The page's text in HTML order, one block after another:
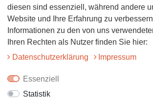
Hauptstrasse 34
73117 Wangen
07161-9566068
diesen sind essenziell, während andere
Website und Ihre Erfahrung zu
Informationen zu den von uns
Ihren Rechten als Nutzer finden Sie hier:
Daten­schutz­erklärung
Impressum
Essenziell
Statistik